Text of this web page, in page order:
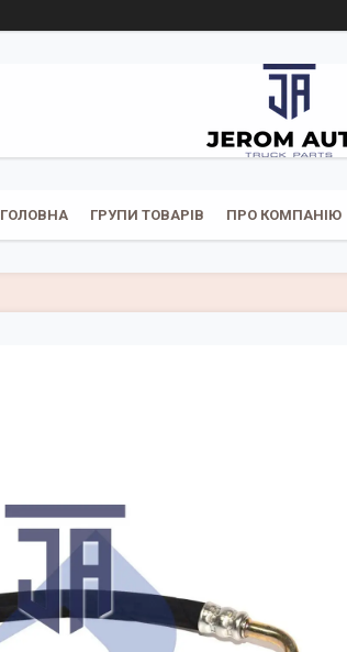
ГОЛОВНА ГРУПИ ТОВАРІВ ПРО КОМПАНІЮ